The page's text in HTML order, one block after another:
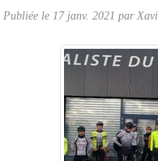
Publiée le 17 janv. 2021 par